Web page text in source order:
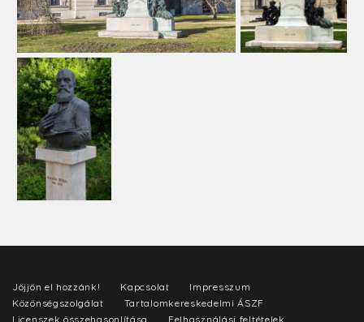
Jöjjön el hozzánk! Kapcsolat
Impresszum
Közönségszolgálat
Tartalomkereskedelmi ÁSZF
Licenszek összehasonlítása
Felhasználási feltételek